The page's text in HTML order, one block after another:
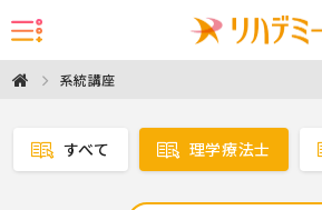
系統講座
すべて 理学療法士